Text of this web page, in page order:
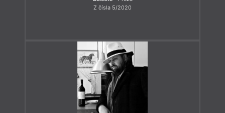
Z čísla 5/2020